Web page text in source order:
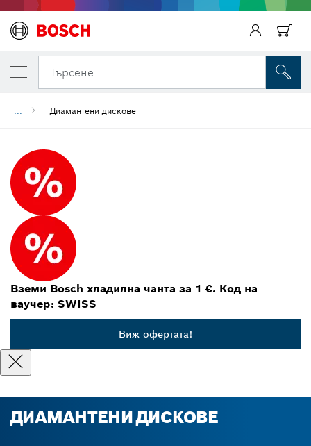
Търсене
... Диамантени дискове
Вземи Bosch хладилна чанта за 1 €. Код на
ваучер: SWISS
Виж офертата!
ДИАМАНТЕНИ ДИСКОВЕ